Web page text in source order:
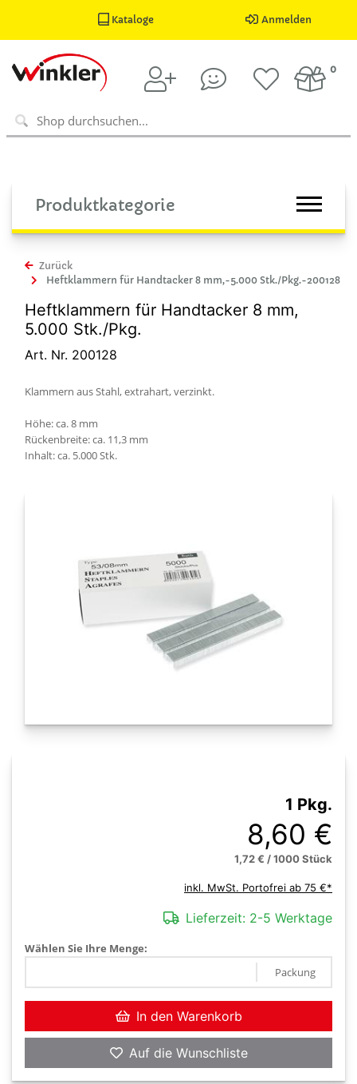
Kataloge Anmelden
0
Produktkategorie
Zurück
Heftklammern für Handtacker 8 mm,-5.000 Stk./Pkg.-200128
Heftklammern für Handtacker 8 mm,
5.000 Stk./Pkg.
Art. Nr. 200128
Klammern aus Stahl, extrahart, verzinkt.
Höhe: ca. 8 mm
Rückenbreite: ca. 11,3 mm
Inhalt: ca. 5.000 Stk.
1 Pkg.
8,60 €
1,72 € / 1000 Stück
inkl. MwSt. Portofrei ab 75 €*
Lieferzeit: 2-5 Werktage
Wählen Sie Ihre Menge:
Packung
In den Warenkorb
Auf die Wunschliste